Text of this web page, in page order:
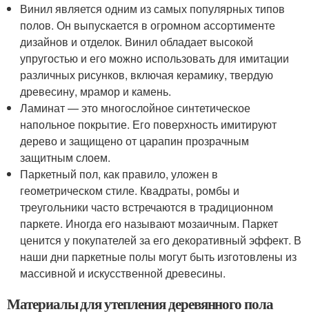
Винил является одним из самых популярных типов
полов. Он выпускается в огромном ассортименте
дизайнов и отделок. Винил обладает высокой
упругостью и его можно использовать для имитации
различных рисунков, включая керамику, твердую
древесину, мрамор и камень.
Ламинат — это многослойное синтетическое
напольное покрытие. Его поверхность имитируют
дерево и защищено от царапин прозрачным
защитным слоем.
Паркетный пол, как правило, уложен в
геометрическом стиле. Квадраты, ромбы и
треугольники часто встречаются в традиционном
паркете. Иногда его называют мозаичным. Паркет
ценится у покупателей за его декоративный эффект. В
наши дни паркетные полы могут быть изготовлены из
массивной и искусственной древесины.
Материалы для утепления деревянного пола